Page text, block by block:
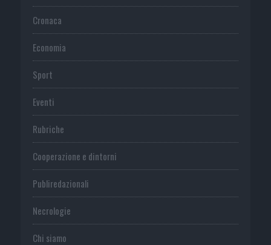
Cronaca
Economia
Sport
Eventi
Rubriche
Cooperazione e dintorni
Publiredazionali
Necrologie
Chi siamo